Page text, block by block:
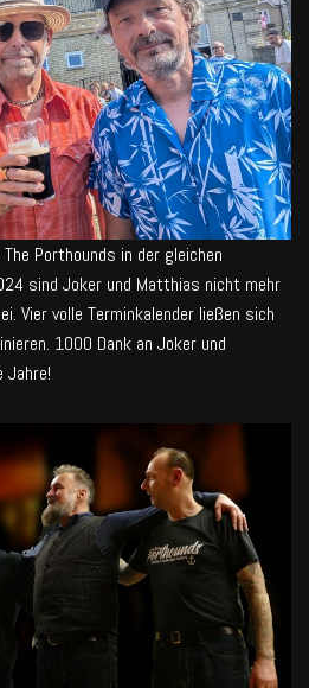
Porthounds in der gleichen
sind Joker und Matthias nicht mehr
Vier volle Terminkalender ließen sich
1000 Dank an Joker und